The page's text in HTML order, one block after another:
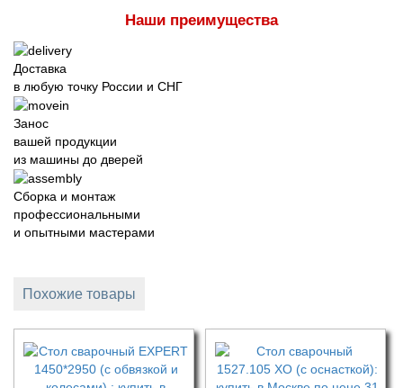
Наши преимущества
Доставка
в любую точку России и СНГ
Занос
вашей продукции
из машины до дверей
Сборка и монтаж
профессиональными
и опытными мастерами
Похожие товары